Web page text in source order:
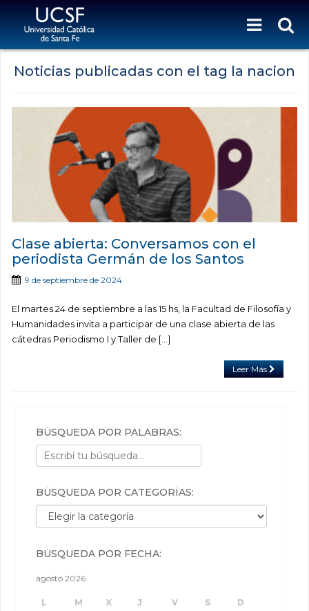
Noticias publicadas con el tag la nacion
Clase abierta: Conversamos con el
periodista Germán de los Santos
9 de septiembre de 2024
El martes 24 de septiembre a las 15 hs, la Facultad de Filosofía y
Humanidades invita a participar de una clase abierta de las
cátedras Periodismo I y Taller de […]
Leer Más
BÚSQUEDA POR PALABRAS:
BÚSQUEDA POR CATEGORÍAS:
Búsqueda por categorías:
BÚSQUEDA POR FECHA:
agosto 2026
L M X J V S D